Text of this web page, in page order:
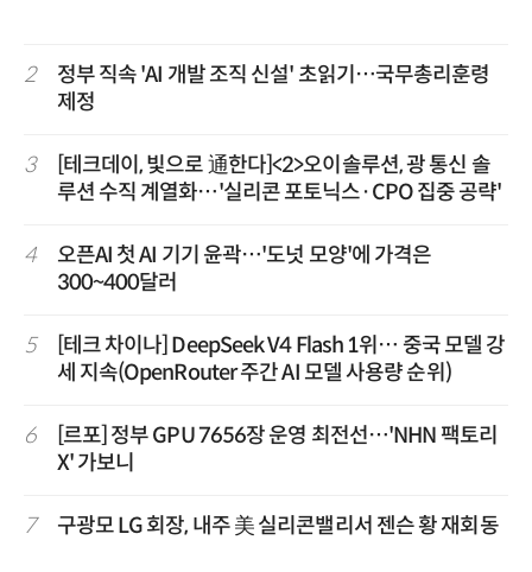
2
정부 직속 'AI 개발 조직 신설' 초읽기…국무총리훈령
제정
3
[테크데이, 빛으로 通한다]<2>오이솔루션, 광 통신 솔
루션 수직 계열화…'실리콘 포토닉스·CPO 집중 공략'
4
오픈AI 첫 AI 기기 윤곽…'도넛 모양'에 가격은
300~400달러
5
[테크 차이나] DeepSeek V4 Flash 1위… 중국 모델 강
세 지속(OpenRouter 주간 AI 모델 사용량 순위)
6
[르포] 정부 GPU 7656장 운영 최전선…'NHN 팩토리
X' 가보니
7 구광모 LG 회장, 내주 美 실리콘밸리서 젠슨 황 재회동